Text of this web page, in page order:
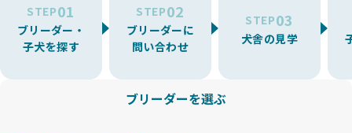
BreederFamiliesでは、アニマルウェルフェアを最優先に考
えた6つの絶対基準と12の総合基準を設定しています。これに
ことを徹底しています。
BreederFamiliesでは、以下の6項目を必須条件とし、これら
たりストレスを抱えたりするリスクが高まります。
「少数の犬種に集中」の詳細はこちら
すが、無計画な交配には健康リスクが伴います。異なる犬種
の特徴を持つことで予測しにくい健康問題が発生する可能性
が高く、診断や治療も複雑化する場合があります。また、ミ
STEP01
ブリーダー・
子犬を探す
STEP02
ブリーダーに
問い合わせ
STEP03
犬舎の見学
ブリーダーを選ぶ